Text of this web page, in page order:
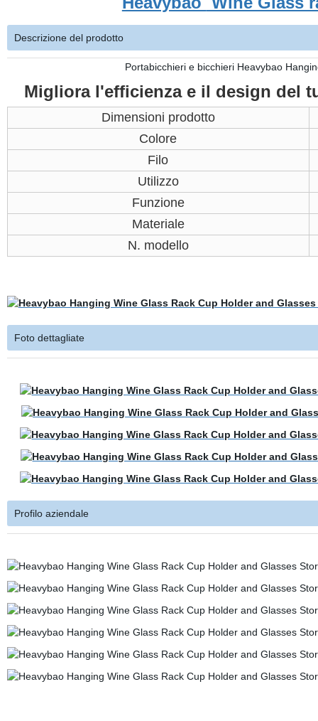
Descrizione del prodotto
Portabicchieri e bicchieri Heavybao
Migliora l'efficienza e il design del
Dimensioni prodotto
Colore
Filo
Utilizzo
Funzione
Materiale
N. modello
Foto dettagliate
Profilo aziendale